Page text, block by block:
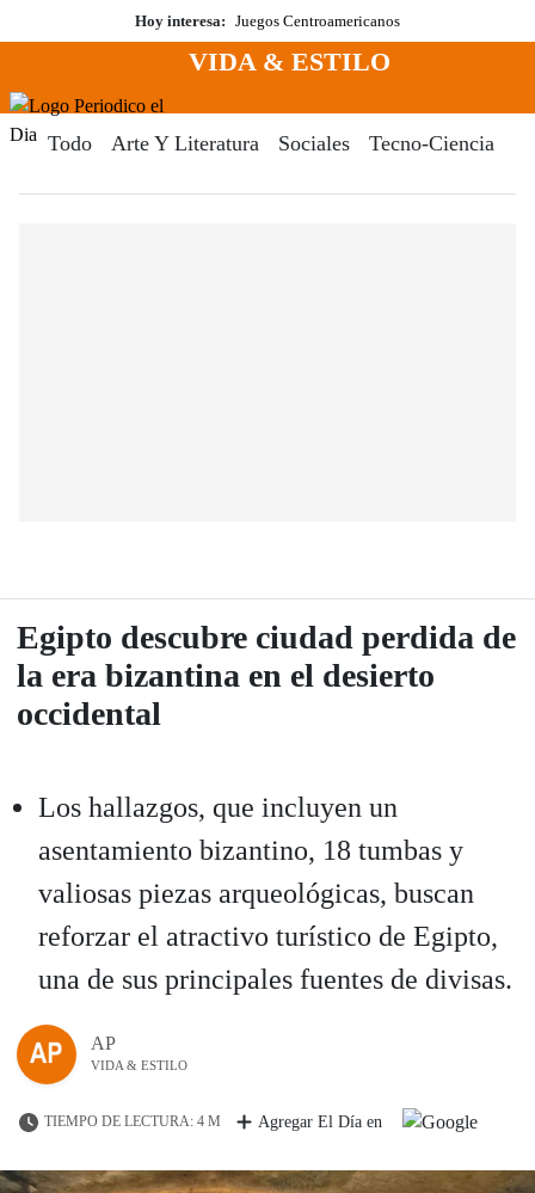
al
Hoy interesa: Juegos Centroamericanos
Menú
VIDA & ESTILO
Todo Arte Y Literatura Sociales Tecno-Ciencia
Egipto descubre ciudad perdida de
la era bizantina en el desierto
occidental
Los hallazgos, que incluyen un
asentamiento bizantino, 18 tumbas y
valiosas piezas arqueológicas, buscan
reforzar el atractivo turístico de Egipto,
una de sus principales fuentes de divisas.
AP
VIDA & ESTILO
TIEMPO DE LECTURA: 4 M Agregar El Día en